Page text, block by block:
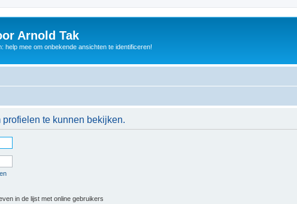
Arnold Tak
help mee om onbekende ansichten te identificeren!
te kunnen bekijken.
in de lijst met online gebruikers